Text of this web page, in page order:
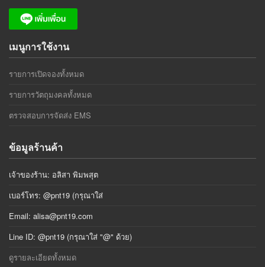
เมนูการใช้งาน
รายการเปิดจองทั้งหมด
รายการวัตถุมงคลทั้งหมด
ตรวจสอบการจัดส่ง EMS
ข้อมูลร้านค้า
เจ้าของร้าน: อลิสา พิมพสุต
เบอร์โทร: @pnt19 (กรุณาใส่
Email: alisa@pnt19.com
Line ID: @pnt19 (กรุณาใส่ "@" ด้วย)
ดูรายละเอียดทั้งหมด